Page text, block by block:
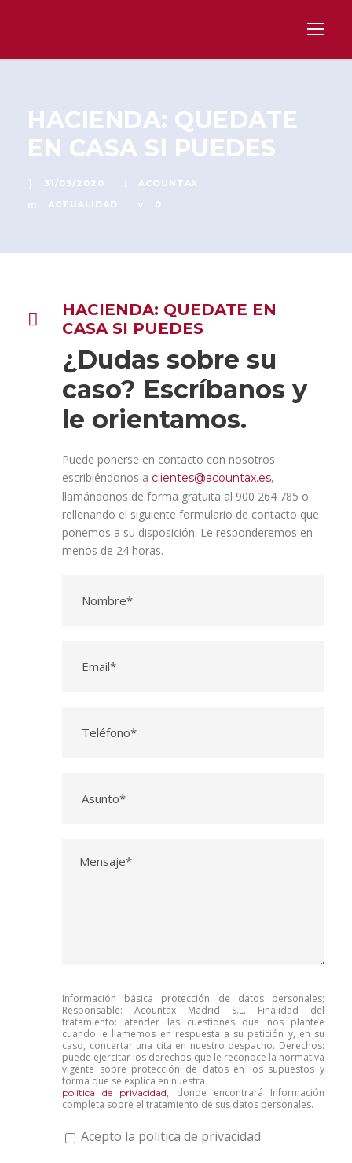
HACIENDA: QUEDATE
EN CASA SI PUEDES
31/03/2020
ACOUNTAX
ACTUALIDAD
0
HACIENDA: QUEDATE EN
CASA SI PUEDES
¿Dudas sobre su
caso? Escríbanos y
le orientamos.
Puede ponerse en contacto con nosotros
escribiéndonos a clientes@acountax.es,
llamándonos de forma gratuita al 900 264 785 o
rellenando el siguiente formulario de contacto que
ponemos a su disposición. Le responderemos en
menos de 24 horas.
Información básica protección de datos personales;
Responsable: Acountax Madrid S.L. Finalidad del
tratamiento: atender las cuestiones que nos plantee
cuando le llamemos en respuesta a su petición y, en su
caso, concertar una cita en nuestro despacho. Derechos:
puede ejercitar los derechos que le reconoce la normativa
vigente sobre protección de datos en los supuestos y
forma que se explica en nuestra
política de privacidad, donde encontrará Información
completa sobre el tratamiento de sus datos personales.
Acepto la política de privacidad